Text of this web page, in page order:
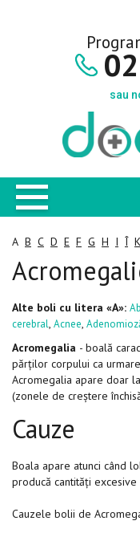
sau
A B C D E F G H I Î K
Alte boli cu litera «A»:
cerebral, Acnee,
Acromegalia - boală
părților corpului ca
Acromegalia apare doar
(zonele de creștere
Cauze
Boala apare atunci când
producă cantități
Cauzele bolii de